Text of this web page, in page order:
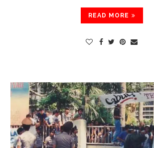
READ MORE